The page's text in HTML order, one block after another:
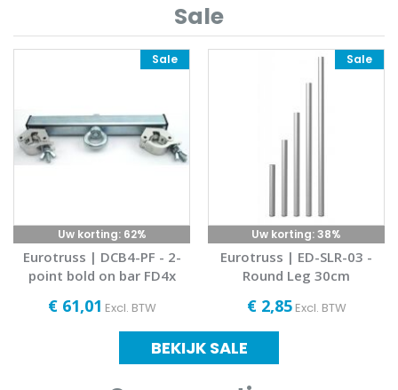
Sale
Sale
Eurotruss | DCB4-PF - 2-
point bold on bar FD4x
€ 61,01 Excl. BTW
Uw korting: 62%
Sale
Eurotruss | ED-SLR-03 -
Round Leg 30cm
€ 2,85 Excl. BTW
Uw korting:38%
BEKIJK SALE